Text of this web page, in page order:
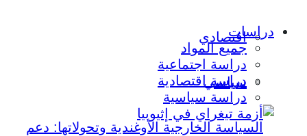
اقتصادي
سياسي
دراسات
جميع المواد
دراسة اجتماعية
دراسة اقتصادية
دراسة سياسية